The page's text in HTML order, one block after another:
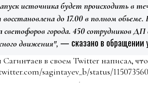
источника будет происходить в
восстановлена до 17.00 в полном
светофоров города. 450 сотрудников
движения", — сказано в обращении
в своем Twitter написал,
sagintayev_b/status/